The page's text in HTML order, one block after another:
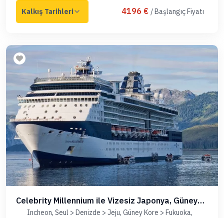
4196 € / Başlangıç Fiyatı
Celebrity Millennium ile Vizesiz Japonya, Güney
Kore (Uçaklı Paket)
Incheon, Seul > Denizde > Jeju, Güney Kore > Fukuoka,